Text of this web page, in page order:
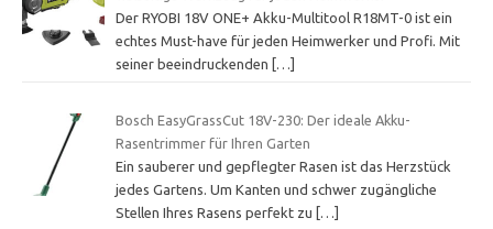
Der RYOBI 18V ONE+ Akku-Multitool R18MT-0 ist ein
echtes Must-have für jeden Heimwerker und Profi. Mit
seiner beeindruckenden […]
Bosch EasyGrassCut 18V-230: Der ideale Akku-
Rasentrimmer für Ihren Garten
Ein sauberer und gepflegter Rasen ist das Herzstück
jedes Gartens. Um Kanten und schwer zugängliche
Stellen Ihres Rasens perfekt zu
[…]